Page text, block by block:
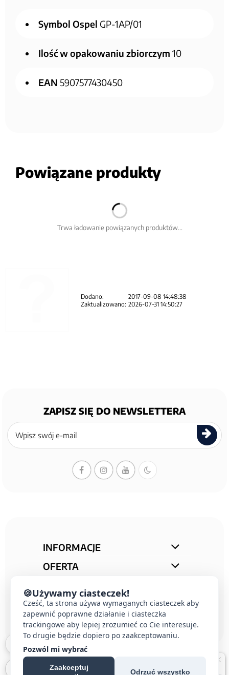
Symbol Ospel GP-1AP/01
Ilość w opakowaniu zbiorczym 10
EAN 5907577430450
Powiązane produkty
Trwa ładowanie powiązanych produktów...
Dodano:
2017-09-08 14:48:38
Zaktualizowano: 2026-07-31 14:50:27
ZAPISZ SIĘ DO NEWSLETTERA
Zapisz
się
newslettera
INFORMACJE
OFERTA
KONTAKT
🍪Używamy ciasteczek!
Cześć, ta strona używa wymaganych ciasteczek aby
zapewnić poprawne działanie i ciasteczka
trackingowe aby lepiej zrozumieć co Cie interesuje.
To drugie będzie dopiero po zaakceptowaniu.
Pozwól mi wybrać
Zaakceptuj
Odrzuć wszystko